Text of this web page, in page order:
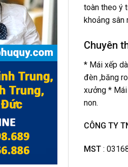
toàn theo ý
khoảng sân
Chuyên
* Mái xếp
đèn ,băng
xưởng * Mái
non.
CÔNG TY
MST: